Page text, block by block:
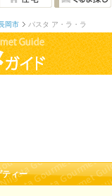
岡市 パスタ ア・ラ・ラ
ティー